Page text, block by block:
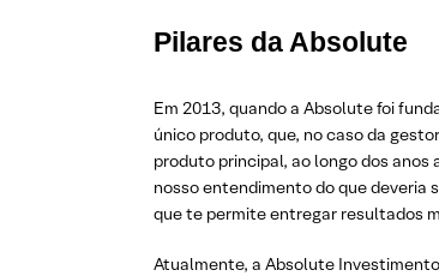
Pilares da Absolute
Em 2013, quando a Absolute foi
único produto, que, no caso da
produto principal, ao longo dos anos
nosso entendimento do que deveria
que te permite entregar resultados
Atualmente, a Absolute